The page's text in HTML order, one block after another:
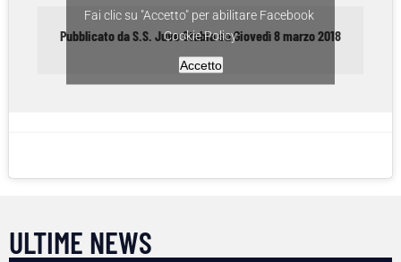
Pubblicato daS.S. Juve StabiasuGiovedì 8 marzo 2018
Fai clic su "Accetto" per abilitare Facebook
Cookie Policy
Accetto
ULTIME NEWS